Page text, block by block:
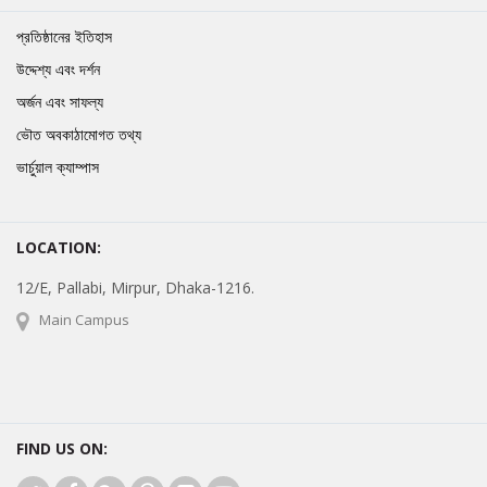
প্রতিষ্ঠানের ইতিহাস
উদ্দেশ্য এবং দর্শন
অর্জন এবং সাফল্য
ভৌত অবকাঠামোগত তথ্য
ভার্চুয়াল ক্যাম্পাস
LOCATION:
12/E, Pallabi, Mirpur, Dhaka-1216.
Main Campus
FIND US ON: